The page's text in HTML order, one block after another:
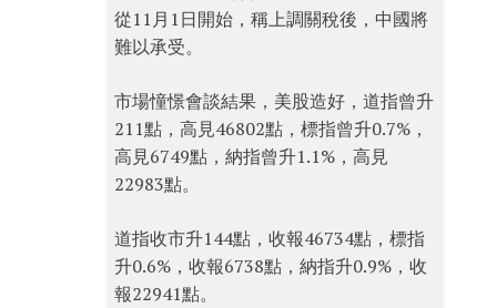
從11月1日開始，稱上調關稅後，中國將
難以承受。
市場憧憬會談結果，美股造好，道指曾升
211點，高見46802點，標指曾升0.7%，
高見6749點，納指曾升1.1%，高見
22983點。
道指收市升144點，收報46734點，標指
升0.6%，收報6738點，納指升0.9%，收
報22941點。